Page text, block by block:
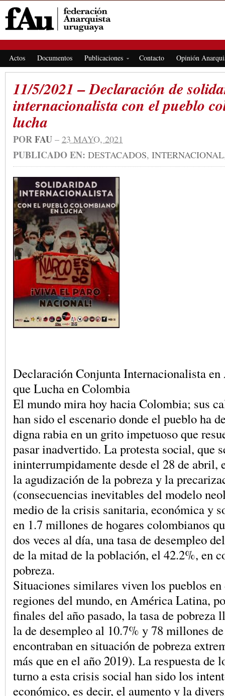
Actos Documentos Publicaciones Contacto Opinión
11/5/2021 – Declaración de
internacionalista con el pueblo
lucha
PORFAU – 23 MAYO, 2021
PUBLICADO EN: DESTACADOS, INTERNACIONAL
Declaración Conjunta Internacionalista
que Lucha en Colombia
El mundo mira hoy hacia Colombia; sus
han sido el escenario donde el pueblo ha
digna rabia en un grito impetuoso que
pasar inadvertido. La protesta social, que
ininterrumpidamente desde el 28 de abril,
la agudización de la pobreza y la
(consecuencias inevitables del modelo
medio de la crisis sanitaria, económica y
en 1.7 millones de hogares colombianos
dos veces al día, una tasa de desempleo
de la mitad de la población, el 42.2%, en
pobreza.
Situaciones similares viven los pueblos
regiones del mundo, en América Latina,
finales del año pasado, la tasa de pobreza
la de desempleo al 10.7% y 78 millones
encontraban en situación de pobreza
más que en el año 2019). La respuesta de
turno a esta crisis social han sido los
económico, es decir, el aumento y la